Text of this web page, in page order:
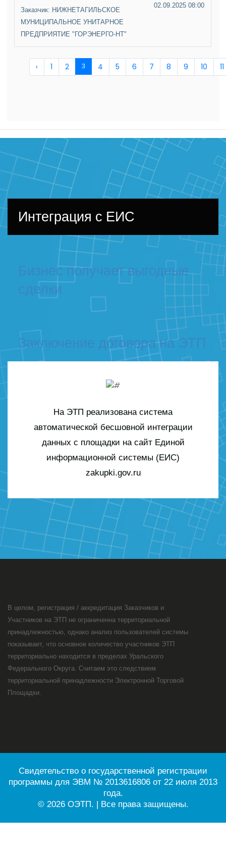
Заказчик: НИЖНЕТАГИЛЬСКОЕ
МУНИЦИПАЛЬНОЕ УНИТАРНОЕ
ПРЕДПРИЯТИЕ "ГОРЭНЕРГО-НТ"
02.09.2025 08:00
‹ 1 2 3 4 5 6 7 8 9 10 11
Интеграция с ЕИС
Бизнес получает выгодные
сделки
Заключение договора на ЭТП
На ЭТП реализована система
автоматической бесшовной интеграции
данных с площадки на сайт Единой
информационной системы (ЕИС)
zakupki.gov.ru
В целом, регистрация / аккредитация Заказчиков и
Участников на ЭТП не ограниченна территориальной
принадлежностью, однако анализ пользователей системы
показывает, что основное количество участников ЭТП
территориально находится в пределах Уральского
Федерального Округа. Считаем это следствием
территориальной принадлежности Электронной Торговой
Площадки.
Свидетельство о государственной регистрации
программы для ЭВМ № 2013616806 от 22 июля 2013
года.
© 2026 ОЭТП. | Все права защищены.